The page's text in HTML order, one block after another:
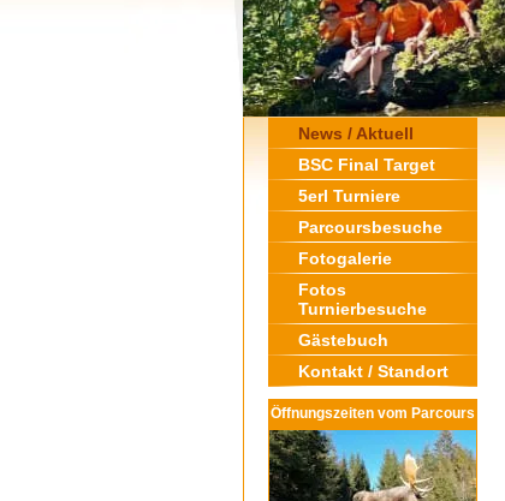
News / Aktuell
BSC Final Target
5erl Turniere
Parcoursbesuche
Fotogalerie
Fotos
Turnierbesuche
Gästebuch
Kontakt / Standort
Öffnungszeiten vom Parcours